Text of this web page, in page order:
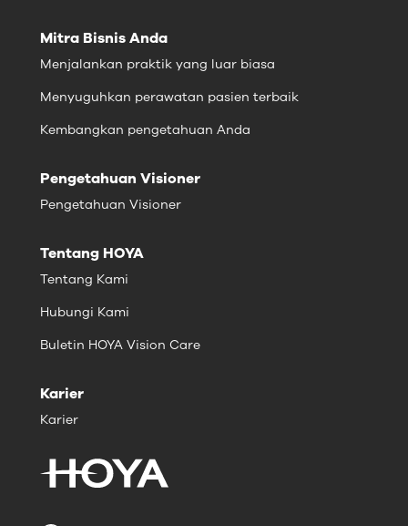
Mitra Bisnis Anda
Menjalankan praktik yang luar biasa
Menyuguhkan perawatan pasien terbaik
Kembangkan pengetahuan Anda
Pengetahuan Visioner
Pengetahuan Visioner
Tentang HOYA
Tentang Kami
Hubungi Kami
Buletin HOYA Vision Care
Karier
Karier